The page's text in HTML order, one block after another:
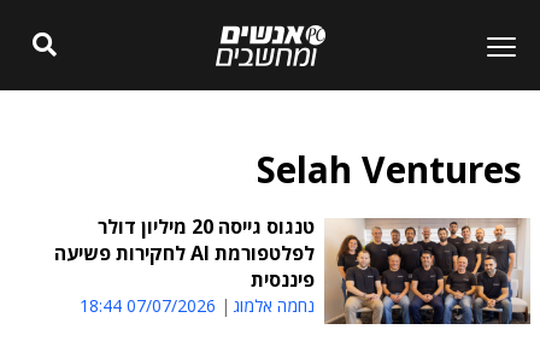
Selah Ventures
טנגוס גייסה 20 מיליון דולר
לפלטפורמת AI לחקירות פשיעה
פיננסית
נחמה אלמוג 07/07/2026 18:44